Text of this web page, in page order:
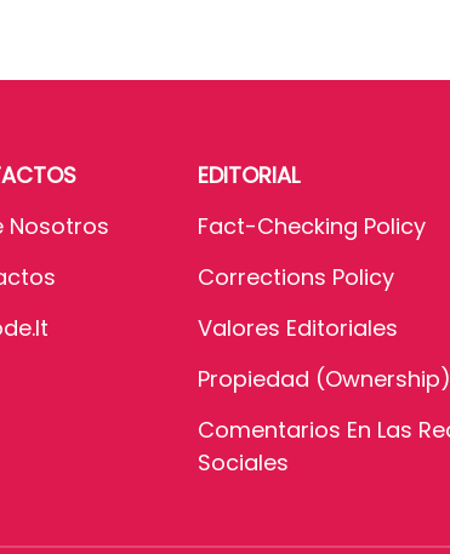
Nosotros
EDITORIAL
Fact-Checking Policy
Corrections Policy
Valores Editoriales
Propiedad (Ownership)
Comentarios En Las
Sociales